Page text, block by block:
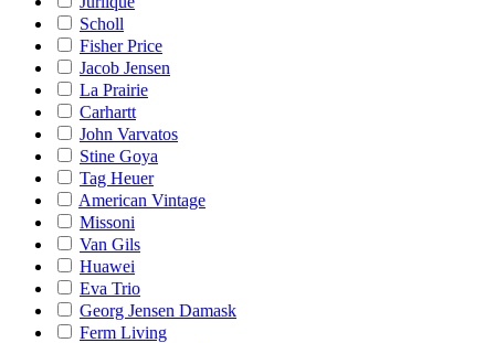
Scholl
Fisher Price
Jacob Jensen
La Prairie
Carhartt
John Varvatos
Stine Goya
Tag Heuer
American Vintage
Missoni
Van Gils
Huawei
Eva Trio
Georg Jensen Damask
Ferm Living